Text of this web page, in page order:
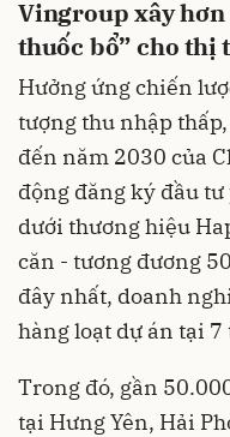
Vingroup xây hơn
thuốc bổ” cho thị
Hưởng ứng chiến
tượng thu nhập
đến năm 2030 của
động đăng ký đầu
dưới thương hiệu
căn - tương đương
đây nhất, doanh
hàng loạt dự án tại
Trong đó, gần
tại Hưng Yên, Hải